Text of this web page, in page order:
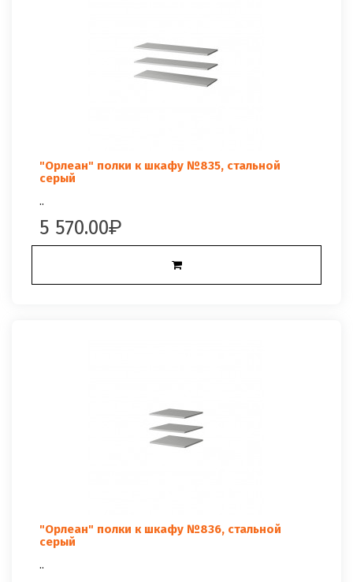
"Орлеан" полки к шкафу №835, стальной
серый
..
5 570.00
"Орлеан" полки к шкафу №836, стальной
серый
..